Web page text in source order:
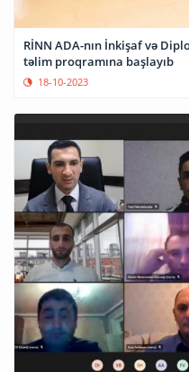
RİNN ADA-nın İnkişaf və
təlim proqramına başlayıb
18-10-2023